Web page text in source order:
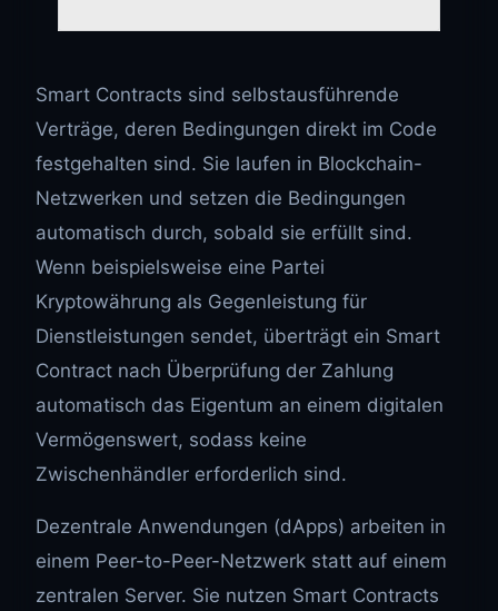
Smart Contracts sind selbstausführende
Verträge, deren Bedingungen direkt im Code
festgehalten sind. Sie laufen in Blockchain-
Netzwerken und setzen die Bedingungen
automatisch durch, sobald sie erfüllt sind.
Wenn beispielsweise eine Partei
Kryptowährung als Gegenleistung für
Dienstleistungen sendet, überträgt ein Smart
Contract nach Überprüfung der Zahlung
automatisch das Eigentum an einem digitalen
Vermögenswert, sodass keine
Zwischenhändler erforderlich sind.
Dezentrale Anwendungen (dApps) arbeiten in
einem Peer-to-Peer-Netzwerk statt auf einem
zentralen Server. Sie nutzen Smart Contracts